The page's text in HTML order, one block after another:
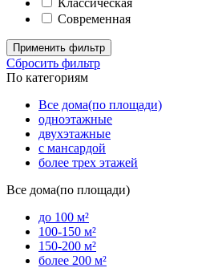
Классическая
Современная
Применить фильтр
Сбросить фильтр
По категориям
Все дома(по площади)
одноэтажные
двухэтажные
с мансардой
более трех этажей
Все дома(по площади)
до 100 м²
100-150 м²
150-200 м²
более 200 м²